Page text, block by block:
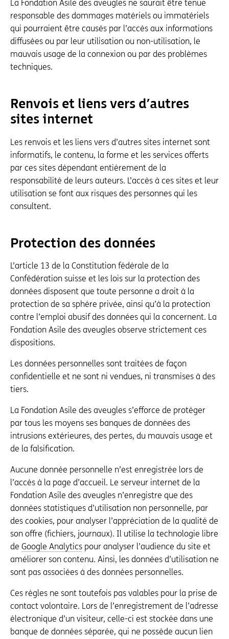
La Fondation Asile des aveugles ne saurait être tenue
responsable des dommages matériels ou immatériels
qui pourraient être causés par l’accès aux informations
diffusées ou par leur utilisation ou non-utilisation, le
mauvais usage de la connexion ou par des problèmes
techniques.
Renvois et liens vers d’autres
sites internet
Les renvois et les liens vers d’autres sites internet sont
informatifs, le contenu, la forme et les services offerts
par ces sites dépendant entièrement de la
responsabilité de leurs auteurs. L’accès à ces sites et leur
utilisation se font aux risques des personnes qui les
consultent.
Protection des données
L’article 13 de la Constitution fédérale de la
Confédération suisse et les lois sur la protection des
données disposent que toute personne a droit à la
protection de sa sphère privée, ainsi qu’à la protection
contre l’emploi abusif des données qui la concernent. La
Fondation Asile des aveugles observe strictement ces
dispositions.
Les données personnelles sont traitées de façon
confidentielle et ne sont ni vendues, ni transmises à des
tiers.
La Fondation Asile des aveugles s’efforce de protéger
par tous les moyens ses banques de données des
intrusions extérieures, des pertes, du mauvais usage et
de la falsification.
Aucune donnée personnelle n’est enregistrée lors de
l’accès à la page d’accueil. Le serveur internet de la
Fondation Asile des aveugles n’enregistre que des
données statistiques d’utilisation non personnelle, par
des cookies, pour analyser l’appréciation de la qualité de
son offre (fichiers, journaux). Il utilise la technologie libre
de Google Analytics pour analyser l’audience du site et
améliorer son contenu. Ainsi, les données d’utilisation ne
sont pas associées à des données personnelles.
Ces règles ne sont toutefois pas valables pour la prise de
contact volontaire. Lors de l’enregistrement de l’adresse
électronique d’un visiteur, celle-ci est stockée dans une
banque de données séparée, qui ne possède aucun lien